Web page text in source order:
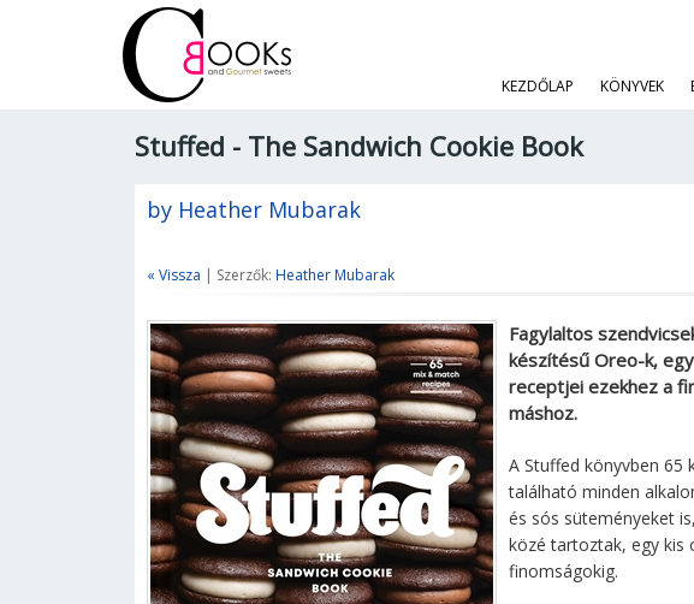
KEZDŐLAP KÖNYVEK
Stuffed - The Sandwich Cookie Book
by Heather Mubarak
« Vissza | Szerzők: Heather Mubarak
Fagylaltos
készítésű Oreo-k,
receptjei ezekhez a
máshoz.
A Stuffed könyvben 65
található minden
és sós süteményeket
közé tartoztak, egy kis
finomságokig.